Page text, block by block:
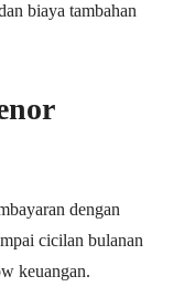
biaya tambahan
dengan
cicilan bulanan
keuangan.